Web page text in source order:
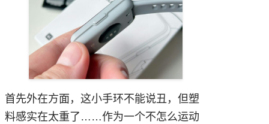
首先外在方面，这小手环不能说丑，但塑
料感实在太重了……作为一个不怎么运动